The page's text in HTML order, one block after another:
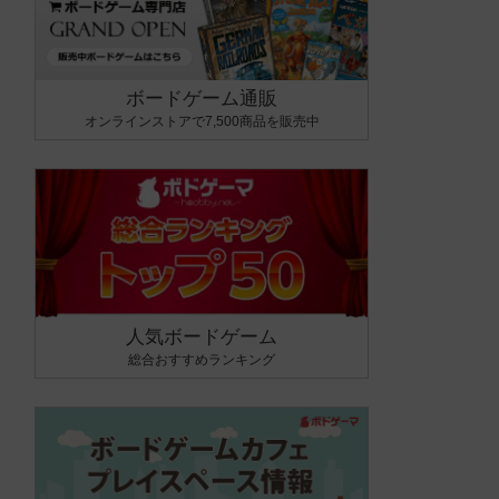
ボードゲーム通販
オンラインストアで7,500商品を販売中
人気ボードゲーム
総合おすすめランキング